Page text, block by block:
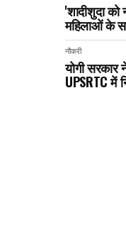
'शादीशुदा को
महिलाओं के
नौकरी
योगी सरकार
UPSRTC में